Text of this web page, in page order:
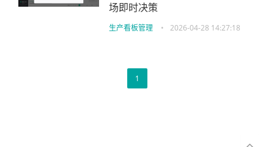
场即时决策
生产看板管理 • 2026-04-28 14:27:18
1